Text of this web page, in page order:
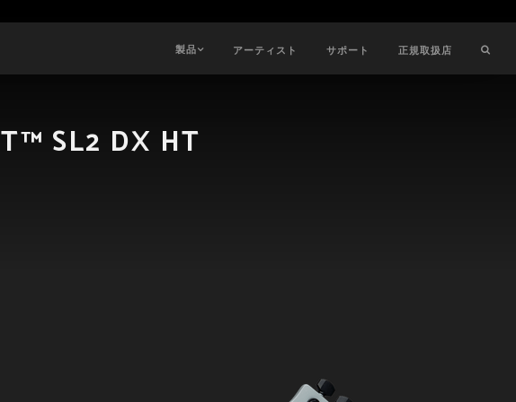
製品 アーティスト サポート 正規取扱店
SL2 DX HT